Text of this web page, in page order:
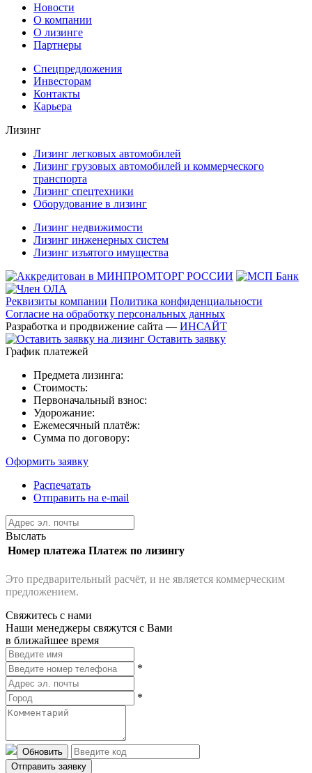
Новости
О компании
О лизинге
Партнеры
Спецпредложения
Инвесторам
Контакты
Карьера
Лизинг
Лизинг легковых автомобилей
Лизинг грузовых автомобилей и коммерческого
транспорта
Лизинг спецтехники
Оборудование в лизинг
Лизинг недвижимости
Лизинг инженерных систем
Лизинг изъятого имущества
Реквизиты компании Политика конфиденциальности
Согласие на обработку персональных данных
Разработка и продвижение сайта — ИНСАЙТ
Оставить заявку
График платежей
Предмета лизинга:
Стоимость:
Первоначальный взнос:
Удорожание:
Ежемесячный платёж:
Сумма по договору:
Оформить заявку
Распечатать
Отправить на e-mail
Выслать
Номер платежа Платеж по лизингу
Это предварительный расчёт, и не является коммерческим
предложением.
Свяжитесь с нами
Наши менеджеры свяжутся с Вами
в ближайшее время
*
*
Обновить
Отправить заявку